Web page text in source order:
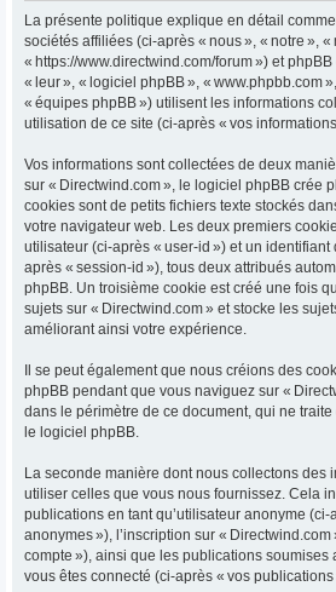
La présente politique explique en détail
sociétés affiliées (ci-après « nous », « notre »,
« https://www.directwind.com/forum ») et phpBB
« leur », « logiciel phpBB », « www.phpbb.com
« équipes phpBB ») utilisent les informations
utilisation de ce site (ci-après « vos informations
Vos informations sont collectées de deux
sur « Directwind.com », le logiciel phpBB crée
cookies sont de petits fichiers texte stockés
votre navigateur web. Les deux premiers
utilisateur (ci-après « user-id ») et un
après « session-id »), tous deux attribués
phpBB. Un troisième cookie est créé une fois
sujets sur « Directwind.com » et stocke les
améliorant ainsi votre expérience.
Il se peut également que nous créions des
phpBB pendant que vous naviguez sur «
dans le périmètre de ce document, qui ne
le logiciel phpBB.
La seconde manière dont nous collectons des
utiliser celles que vous nous fournissez. Cela
publications en tant qu’utilisateur anonyme
anonymes »), l’inscription sur « Directwind.com
compte »), ainsi que les publications soumises
vous êtes connecté (ci-après « vos publications